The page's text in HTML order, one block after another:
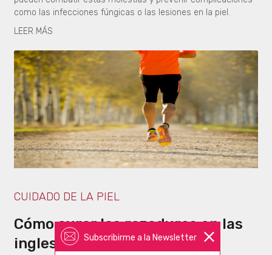
como las infecciones fúngicas o las lesiones en la piel.
LEER MÁS
CUIDADO DE LA PIEL
Cómo curar las rozaduras en las
ingles
Subscribirme a la Newsletter